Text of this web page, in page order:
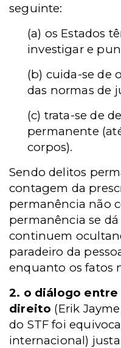
seguinte:
(a) os Estados
investigar e
(b) cuida-se de
das normas de
(c) trata-se de
permanente
corpos).
Sendo delitos
contagem da
permanência não
permanência se
continuem
paradeiro da
enquanto os fatos
2. o diálogo
direito (Erik
do STF foi
internacional)